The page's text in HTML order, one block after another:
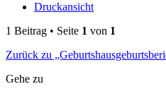
Druckansicht
1 Beitrag • Seite 1 von 1
Zurück zu
Gehe zu